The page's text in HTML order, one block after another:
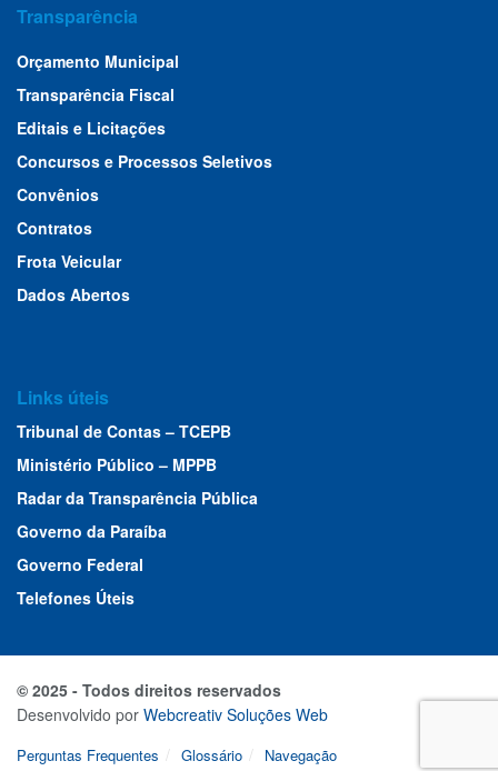
Transparência
Orçamento Municipal
Transparência Fiscal
Editais e Licitações
Concursos e Processos Seletivos
Convênios
Contratos
Frota Veicular
Dados Abertos
Links úteis
Tribunal de Contas – TCEPB
Ministério Público – MPPB
Radar da Transparência Pública
Governo da Paraíba
Governo Federal
Telefones Úteis
© 2025 - Todos direitos reservados
Desenvolvido por Webcreativ Soluções Web
Perguntas Frequentes Glossário Navegação